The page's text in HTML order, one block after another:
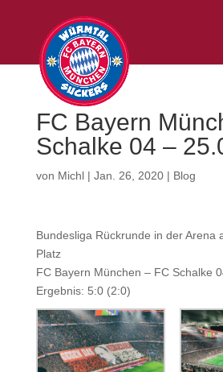
FC Bayern
Schalke 04 –
von Michl| Jan. 26, 2020| Blog
Bundesliga Rückrunde in der Arena
Platz
FC Bayern München – FC Schalke
Ergebnis: 5:0 (2:0)